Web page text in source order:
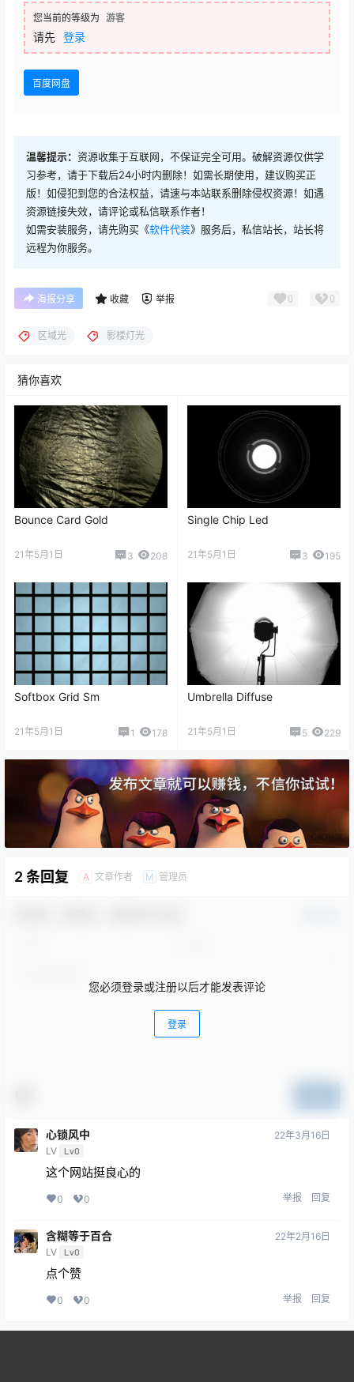
您当前的等级为 游客
请先 登录
百度网盘
温馨提示： 资源收集于互联网，不保证完全可用。破解资源仅供学
习参考，请于下载后24小时内删除！如需长期使用，建议购买正
版！如侵犯到您的合法权益，请速与本站联系删除侵权资源！如遇
资源链接失效，请评论或私信联系作者！
如需安装服务，请先购买《软件代装》服务后，私信站长，站长将
远程为你服务。
海报分享 收藏 举报 0 0
区域光 影楼灯光
猜你喜欢
Bounce Card Gold
21年5月1日 3 208
Single Chip Led
21年5月1日 3 195
Softbox Grid Sm
21年5月1日 1 178
Umbrella Diffuse
21年5月1日 5 229
2 条回复 A 文章作者 M 管理员
您必须登录或注册以后才能发表评论
登录
心锁风中
LV Lv0
22年3月16日
这个网站挺良心的
0 0 举报 回复
含糊等于百合
LV Lv0
22年2月16日
点个赞
0 0 举报 回复